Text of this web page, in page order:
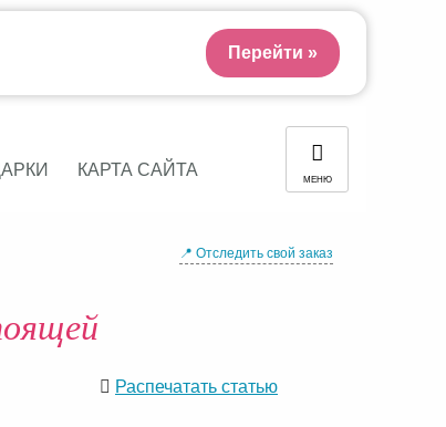
КАРТА САЙТА МЕНЮ
📍 Отследить свой заказ
Распечатать статью
Перейти »